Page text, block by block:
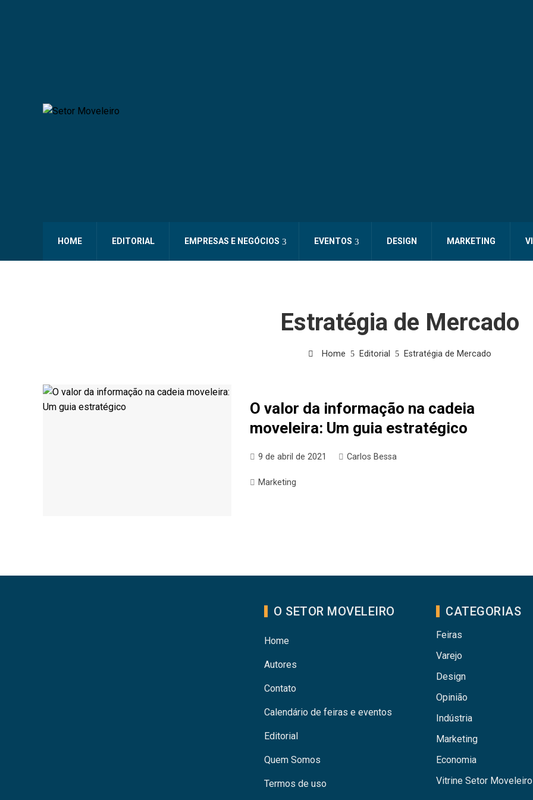
HOME EDITORIAL EMPRESAS E NEGÓCIOS EVENTOS DESIGN MARKETING
Estratégia de Mercado
Home Editorial Estratégia de Mercado
O valor da informação na cadeia
moveleira: Um guia estratégico
9 de abril de 2021 Carlos Bessa
Marketing
O SETOR MOVELEIRO
Home
Autores
Contato
Calendário de feiras e eventos
Editorial
Quem Somos
Termos de uso
CATEGORIAS
Feiras
Varejo
Design
Opinião
Indústria
Marketing
Economia
Vitrine Setor Moveleiro